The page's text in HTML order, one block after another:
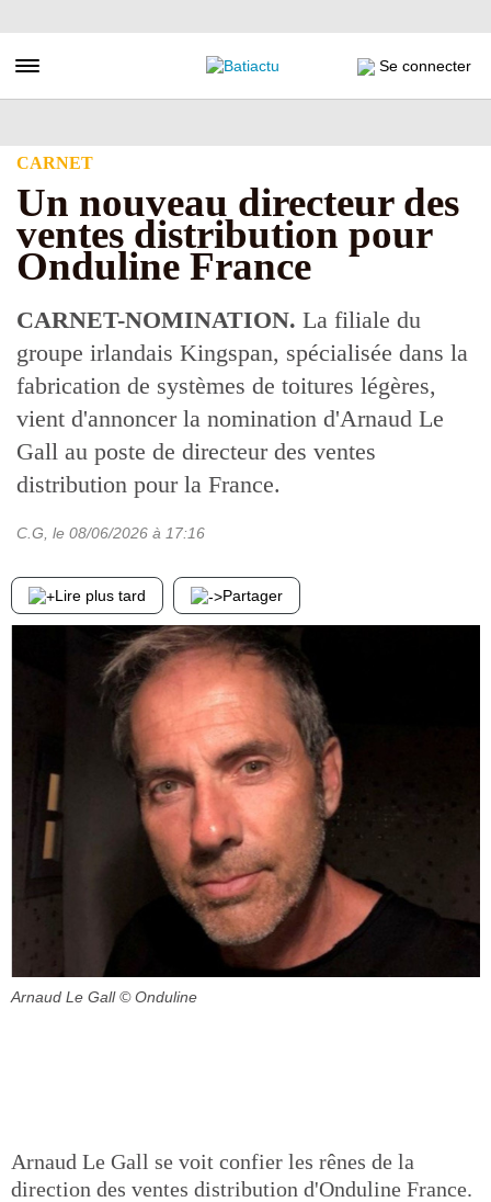
au
principal
Toggle navigation Se connecter
CARNET
Un nouveau directeur des
ventes distribution pour
Onduline France
CARNET-NOMINATION. La filiale du
groupe irlandais Kingspan, spécialisée dans la
fabrication de systèmes de toitures légères,
vient d'annoncer la nomination d'Arnaud Le
Gall au poste de directeur des ventes
distribution pour la France.
C.G , le 08/06/2026 à 17:16
Lire plus tard Partager
Arnaud Le Gall© Onduline
Arnaud Le Gall se voit confier les rênes de la
direction des ventes distribution d'Onduline France.